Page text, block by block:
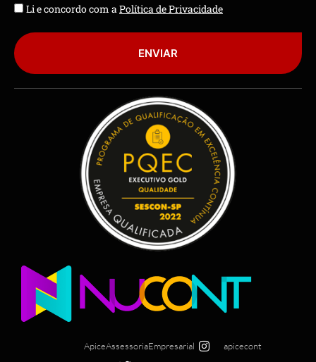
Li e concordo com aPolítica de Privacidade
ENVIAR
ApiceAssessoriaEmpresarial
apicecont